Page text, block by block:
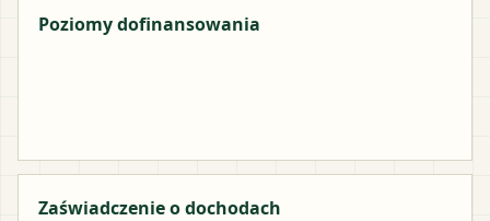
Poziomy dofinansowania
Zaświadczenie o dochodach